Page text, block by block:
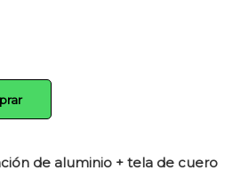
de aluminio + tela de cuero